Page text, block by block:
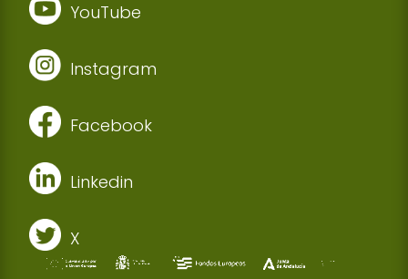
YouTube
Instagram
Facebook
Linkedin
X